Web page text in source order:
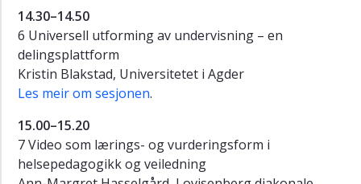
14.30–14.50
6 Universell utforming av undervisning – en
delingsplattform
Kristin Blakstad, Universitetet i Agder
Les meir om sesjonen.
15.00–15.20
7 Video som lærings- og vurderingsform i
helsepedagogikk og veiledning